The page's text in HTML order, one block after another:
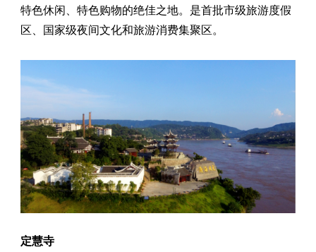
特色休闲、特色购物的绝佳之地。是首批市级旅游度假
区、国家级夜间文化和旅游消费集聚区。
定慧寺